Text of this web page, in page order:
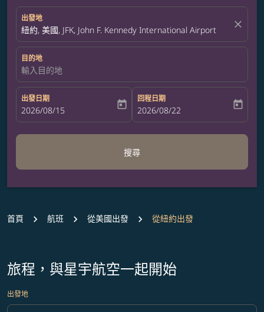
出發地
紐約, 美國, JFK, John F. Kennedy International Airport close
目的地
輸入目的地
出發日期
fc-booking-departure-date-aria-label
2026/08/15 today
回程日期
fc-booking-return-date-aria-label
2026/08/22 today
搜尋
首頁 航班 從美國出發 從紐約出發
旅程，與星宇航空一起開始
出發地